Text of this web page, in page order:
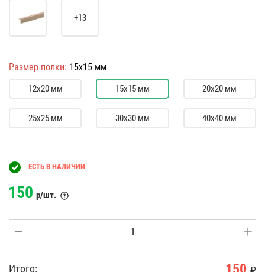
+13
Размер полки: 15х15 мм
12х20 мм 15х15 мм 20х20 мм
25х25 мм 30х30 мм 40х40 мм
ЕСТЬ В НАЛИЧИИ
150 р/шт.
Итого: